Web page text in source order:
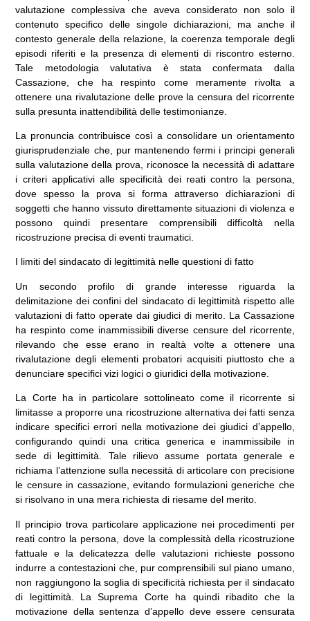
valutazione complessiva che aveva considerato non solo il
contenuto specifico delle singole dichiarazioni, ma anche il
contesto generale della relazione, la coerenza temporale degli
episodi riferiti e la presenza di elementi di riscontro esterno.
Tale metodologia valutativa è stata confermata dalla
Cassazione, che ha respinto come meramente rivolta a
ottenere una rivalutazione delle prove la censura del ricorrente
sulla presunta inattendibilità delle testimonianze.
La pronuncia contribuisce così a consolidare un orientamento
giurisprudenziale che, pur mantenendo fermi i principi generali
sulla valutazione della prova, riconosce la necessità di adattare
i criteri applicativi alle specificità dei reati contro la persona,
dove spesso la prova si forma attraverso dichiarazioni di
soggetti che hanno vissuto direttamente situazioni di violenza e
possono quindi presentare comprensibili difficoltà nella
ricostruzione precisa di eventi traumatici.
I limiti del sindacato di legittimità nelle questioni di fatto
Un secondo profilo di grande interesse riguarda la
delimitazione dei confini del sindacato di legittimità rispetto alle
valutazioni di fatto operate dai giudici di merito. La Cassazione
ha respinto come inammissibili diverse censure del ricorrente,
rilevando che esse erano in realtà volte a ottenere una
rivalutazione degli elementi probatori acquisiti piuttosto che a
denunciare specifici vizi logici o giuridici della motivazione.
La Corte ha in particolare sottolineato come il ricorrente si
limitasse a proporre una ricostruzione alternativa dei fatti senza
indicare specifici errori nella motivazione dei giudici d’appello,
configurando quindi una critica generica e inammissibile in
sede di legittimità. Tale rilievo assume portata generale e
richiama l’attenzione sulla necessità di articolare con precisione
le censure in cassazione, evitando formulazioni generiche che
si risolvano in una mera richiesta di riesame del merito.
Il principio trova particolare applicazione nei procedimenti per
reati contro la persona, dove la complessità della ricostruzione
fattuale e la delicatezza delle valutazioni richieste possono
indurre a contestazioni che, pur comprensibili sul piano umano,
non raggiungono la soglia di specificità richiesta per il sindacato
di legittimità. La Suprema Corte ha quindi ribadito che la
motivazione della sentenza d’appello deve essere censurata